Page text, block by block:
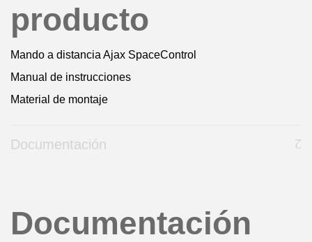
producto
Mando a distancia Ajax SpaceControl
Manual de instrucciones
Material de montaje
Documentación
Documentación